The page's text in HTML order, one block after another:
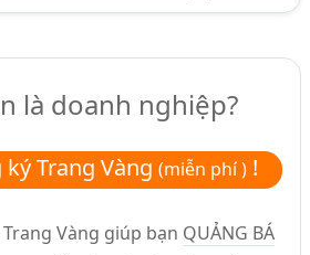
là doanh nghiệp?
Trang Vàng(miễn phí ) !
Vàng giúp bạn QUẢNG BÁ